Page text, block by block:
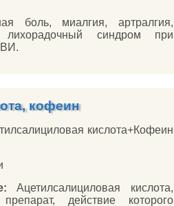
боль, миалгия, артралгия,
лихорадочный синдром при
кофеин
кислота+Кофеин
Ацетилсалициловая кислота,
действие которого